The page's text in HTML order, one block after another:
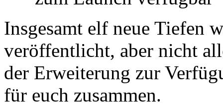
Insgesamt elf neue Tiefen
veröffentlicht, aber nicht
der Erweiterung zur
für euch zusammen.